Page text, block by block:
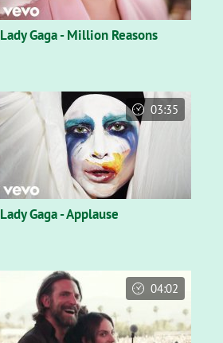
Lady Gaga - Million Reasons
Lady Gaga - Applause
03:35
04:02